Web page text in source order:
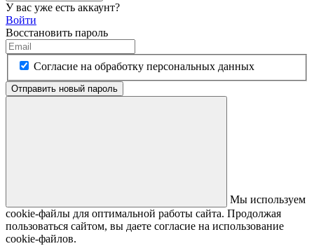
У вас уже есть аккаунт?
Войти
Восстановить пароль
Согласие на обработку персональных данных
Отправить новый пароль
Мы используем
cookie-файлы для оптимальной работы сайта. Продолжая
пользоваться сайтом, вы даете согласие на использование
cookie-файлов.